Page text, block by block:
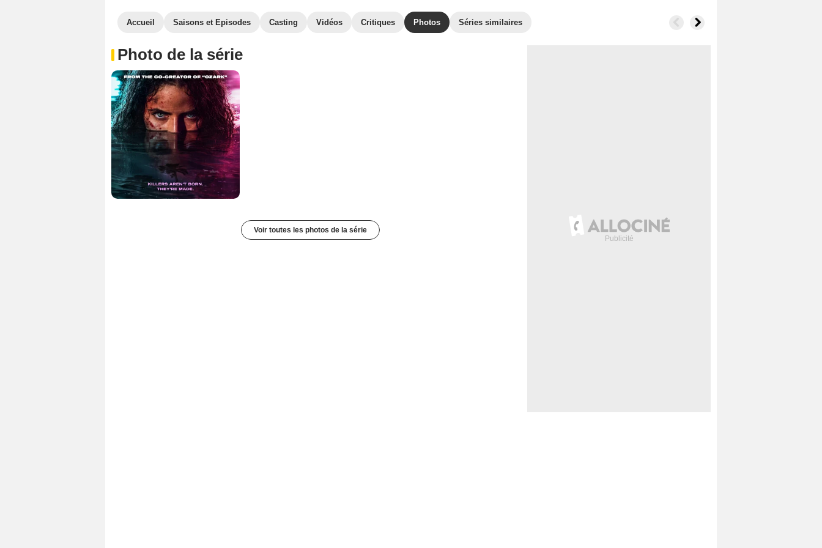
Accueil Saisons et Episodes Casting Vidéos Critiques Photos Séries similaires
Photo de la série
Voir toutes les photos de la série